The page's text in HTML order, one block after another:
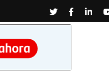
Twitter